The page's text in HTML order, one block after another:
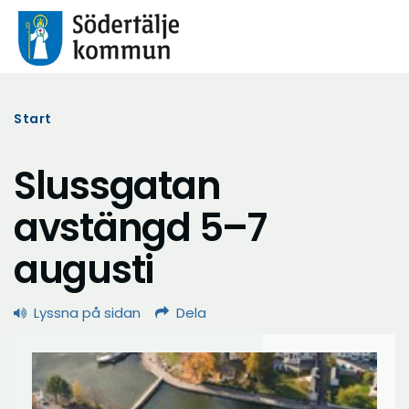
Start
Slussgatan
avstängd 5–7
augusti
Lyssna på sidan Dela